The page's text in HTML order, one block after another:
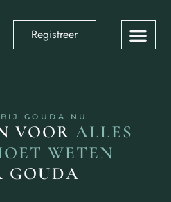
Registreer
GOUDA NU
VOOR ALLES
WETEN
GOUDA